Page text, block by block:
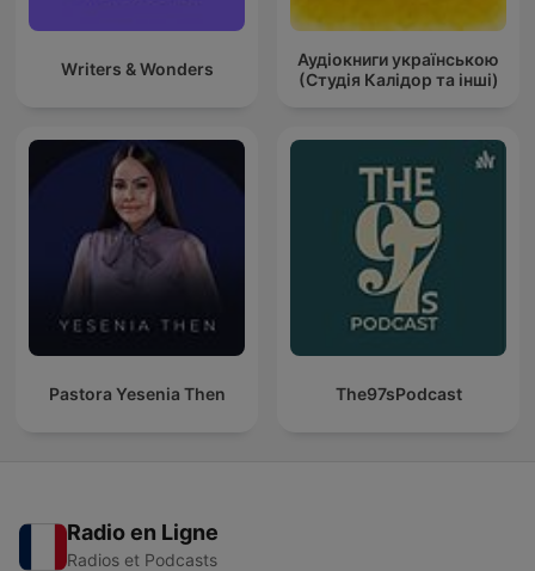
Writers & Wonders
Аудіокниги українською
(Студія Калідор та інші)
Pastora Yesenia Then The97sPodcast
Radio en Ligne
Radios et Podcasts